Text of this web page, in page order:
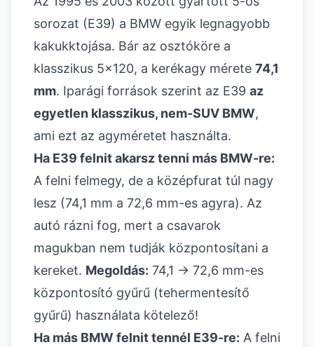
sorozat (E39) a BMW egyik legnagyobb
kakukktojása. Bár az osztóköre a
klasszikus 5x120, a kerékagy mérete 74,1
mm. Iparági források szerint az E39 az
egyetlen klasszikus, nem-SUV BMW,
ami ezt az agyméretet használta.
Ha E39 felnit akarsz tenni más BMW-re:
A felni felmegy, de a középfurat túl nagy
lesz (74,1 mm a 72,6 mm-es agyra). Az
autó rázni fog, mert a csavarok
magukban nem tudják központosítani a
kereket. Megoldás: 74,1 → 72,6 mm-es
központosító gyűrű (tehermentesítő
gyűrű) használata kötelező!
Ha más BMW felnit tennél E39-re: A felni